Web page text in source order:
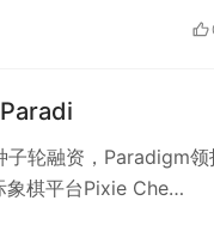
轮融资，Paradigm领
棋平台Pixie Che…